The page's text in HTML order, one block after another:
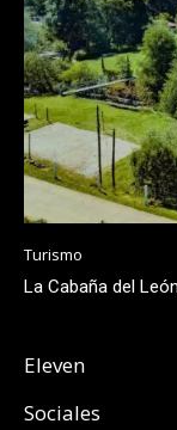
Turismo
La Cabaña del
Eleven
Sociales